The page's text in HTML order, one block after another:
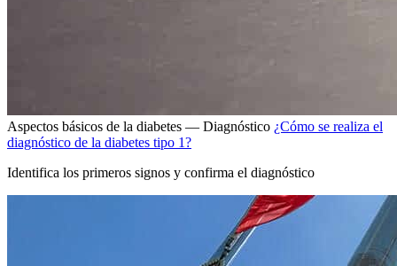
Aspectos básicos de la diabetes — Diagnóstico ¿Cómo se realiza el
diagnóstico de la diabetes tipo 1?
Identifica los primeros signos y confirma el diagnóstico